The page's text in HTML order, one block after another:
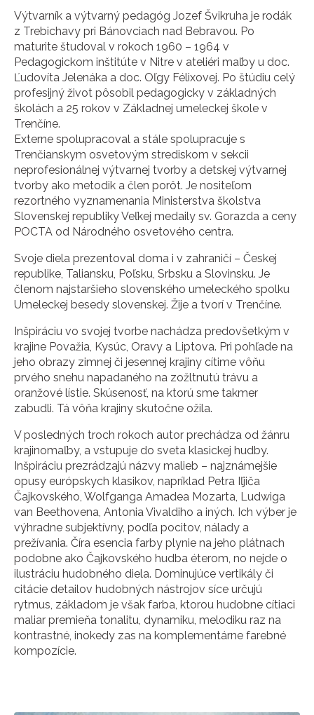
Výtvarník a výtvarný pedagóg Jozef Švikruha je rodák
z Trebichavy pri Bánovciach nad Bebravou. Po
maturite študoval v rokoch 1960 – 1964 v
Pedagogickom inštitúte v Nitre v ateliéri maľby u doc.
Ľudovíta Jelenáka a doc. Oľgy Félixovej. Po štúdiu celý
profesijný život pôsobil pedagogicky v základných
školách a 25 rokov v Základnej umeleckej škole v
Trenčíne.
Externe spolupracoval a stále spolupracuje s
Trenčianskym osvetovým strediskom v sekcii
neprofesionálnej výtvarnej tvorby a detskej výtvarnej
tvorby ako metodik a člen porôt. Je nositeľom
rezortného vyznamenania Ministerstva školstva
Slovenskej republiky Veľkej medaily sv. Gorazda a ceny
POCTA od Národného osvetového centra.
Svoje diela prezentoval doma i v zahraničí – Českej
republike, Taliansku, Poľsku, Srbsku a Slovinsku. Je
členom najstaršieho slovenského umeleckého spolku
Umeleckej besedy slovenskej. Žije a tvorí v Trenčíne.
Inšpiráciu vo svojej tvorbe nachádza predovšetkým v
krajine Považia, Kysúc, Oravy a Liptova. Pri pohľade na
jeho obrazy zimnej či jesennej krajiny cítime vôňu
prvého snehu napadaného na zožltnutú trávu a
oranžové lístie. Skúsenosť, na ktorú sme takmer
zabudli. Tá vôňa krajiny skutočne ožila.
V posledných troch rokoch autor prechádza od žánru
krajinomaľby, a vstupuje do sveta klasickej hudby.
Inšpiráciu prezrádzajú názvy malieb – najznámejšie
opusy európskych klasikov, napríklad Petra Iľjiča
Čajkovského, Wolfganga Amadea Mozarta, Ludwiga
van Beethovena, Antonia Vivaldiho a iných. Ich výber je
výhradne subjektívny, podľa pocitov, nálady a
prežívania. Číra esencia farby plynie na jeho plátnach
podobne ako Čajkovského hudba éterom, no nejde o
ilustráciu hudobného diela. Dominujúce vertikály či
citácie detailov hudobných nástrojov síce určujú
rytmus, základom je však farba, ktorou hudobne cítiaci
maliar premieňa tonalitu, dynamiku, melodiku raz na
kontrastné, inokedy zas na komplementárne farebné
kompozície.